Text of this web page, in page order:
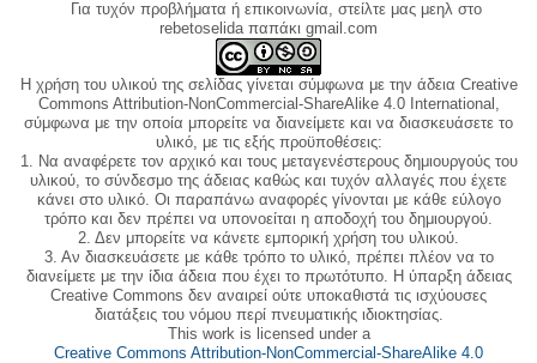
Για τυχόν προβλήματα ή επικοινωνία, στείλτε μας μεηλ στο
rebetoselida παπάκι gmail.com
Η χρήση του υλικού της σελίδας γίνεται σύμφωνα με την άδεια Creative
Commons Attribution-NonCommercial-ShareAlike 4.0 International,
σύμφωνα με την οποία μπορείτε να διανείμετε και να διασκευάσετε το
υλικό, με τις εξής προϋποθέσεις:
1. Να αναφέρετε τον αρχικό και τους μεταγενέστερους δημιουργούς του
υλικού, το σύνδεσμο της άδειας καθώς και τυχόν αλλαγές που έχετε
κάνει στο υλικό. Οι παραπάνω αναφορές γίνονται με κάθε εύλογο
τρόπο και δεν πρέπει να υπονοείται η αποδοχή του δημιουργού.
2. Δεν μπορείτε να κάνετε εμπορική χρήση του υλικού.
3. Αν διασκευάσετε με κάθε τρόπο το υλικό, πρέπει πλέον να το
διανείμετε με την ίδια άδεια που έχει το πρωτότυπο. Η ύπαρξη άδειας
Creative Commons δεν αναιρεί ούτε υποκαθιστά τις ισχύουσες
διατάξεις του νόμου περί πνευματικής ιδιοκτησίας.
This work is licensed under a
Creative Commons Attribution-NonCommercial-ShareAlike 4.0